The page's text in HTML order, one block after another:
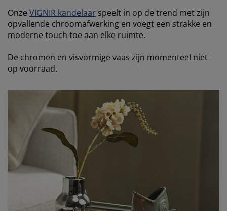
Onze VIGNIR kandelaar speelt in op de trend met zijn
opvallende chroomafwerking en voegt een strakke en
moderne touch toe aan elke ruimte.
De chromen en visvormige vaas zijn momenteel niet
op voorraad.